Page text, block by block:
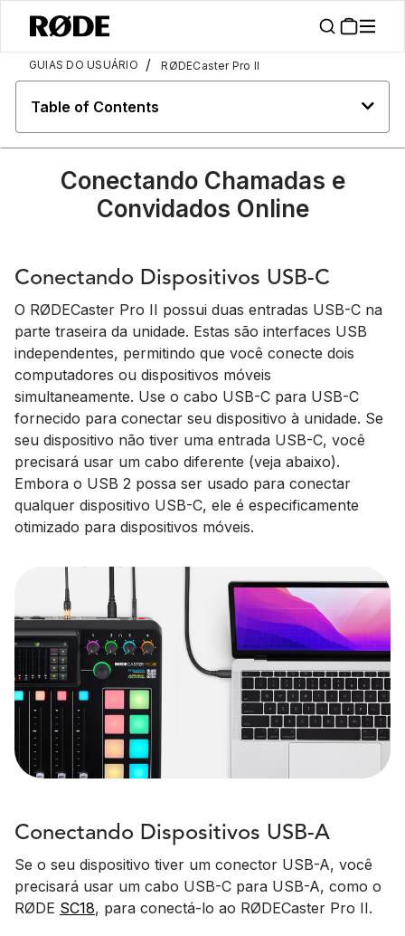
GUIAS DO USUÁRIO / RØDECaster Pro II
Table of Contents
Conectando Chamadas e
Convidados Online
Conectando Dispositivos USB-C
O RØDECaster Pro II possui duas entradas USB-C na
parte traseira da unidade. Estas são interfaces USB
independentes, permitindo que você conecte dois
computadores ou dispositivos móveis
simultaneamente. Use o cabo USB-C para USB-C
fornecido para conectar seu dispositivo à unidade. Se
seu dispositivo não tiver uma entrada USB-C, você
precisará usar um cabo diferente (veja abaixo).
Embora o USB 2 possa ser usado para conectar
qualquer dispositivo USB-C, ele é especificamente
otimizado para dispositivos móveis.
Conectando Dispositivos USB-A
Se o seu dispositivo tiver um conector USB-A, você
precisará usar um cabo USB-C para USB-A, como o
RØDE SC18, para conectá-lo ao RØDECaster Pro II.